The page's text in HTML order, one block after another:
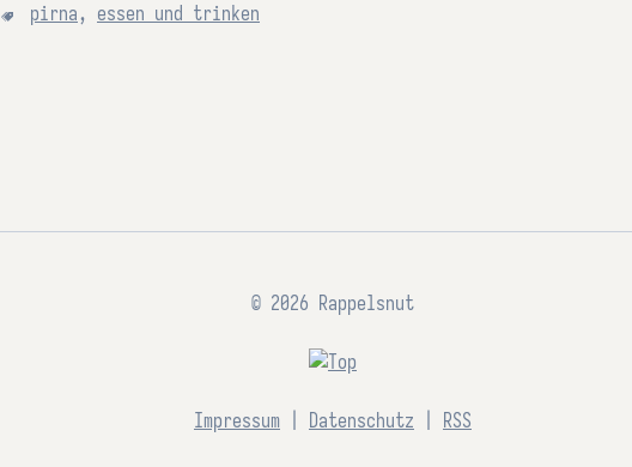
pirna, essen und trinken
© 2026 Rappelsnut
Impressum Datenschutz RSS